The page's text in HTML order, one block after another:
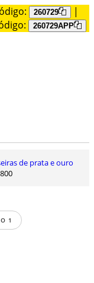
260729
|
260729APP
de prata e ouro
1